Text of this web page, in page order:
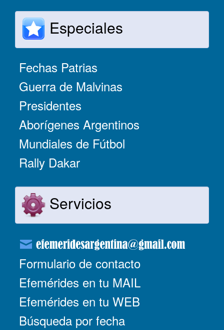
Especiales
Fechas Patrias
Guerra de Malvinas
Presidentes
Aborígenes Argentinos
Mundiales de Fútbol
Rally Dakar
Servicios
Formulario de contacto
Efemérides en tu MAIL
Efemérides en tu WEB
Búsqueda por fecha